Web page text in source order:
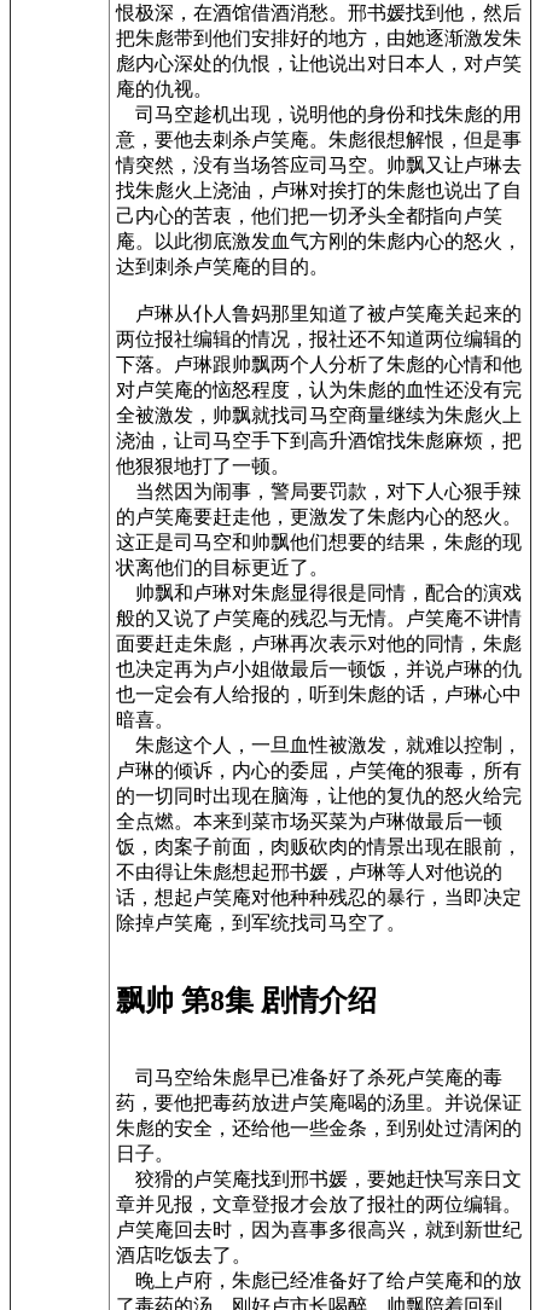
恨极深，在酒馆借酒消愁。邢书媛找到他，然后
把朱彪带到他们安排好的地方，由她逐渐激发朱
彪内心深处的仇恨，让他说出对日本人，对卢笑
庵的仇视。
司马空趁机出现，说明他的身份和找朱彪的用
意，要他去刺杀卢笑庵。朱彪很想解恨，但是事
情突然，没有当场答应司马空。帅飘又让卢琳去
找朱彪火上浇油，卢琳对挨打的朱彪也说出了自
己内心的苦衷，他们把一切矛头全都指向卢笑
庵。以此彻底激发血气方刚的朱彪内心的怒火，
达到刺杀卢笑庵的目的。
卢琳从仆人鲁妈那里知道了被卢笑庵关起来的
两位报社编辑的情况，报社还不知道两位编辑的
下落。卢琳跟帅飘两个人分析了朱彪的心情和他
对卢笑庵的恼怒程度，认为朱彪的血性还没有完
全被激发，帅飘就找司马空商量继续为朱彪火上
浇油，让司马空手下到高升酒馆找朱彪麻烦，把
他狠狠地打了一顿。
当然因为闹事，警局要罚款，对下人心狠手辣
的卢笑庵要赶走他，更激发了朱彪内心的怒火。
这正是司马空和帅飘他们想要的结果，朱彪的现
状离他们的目标更近了。
帅飘和卢琳对朱彪显得很是同情，配合的演戏
般的又说了卢笑庵的残忍与无情。卢笑庵不讲情
面要赶走朱彪，卢琳再次表示对他的同情，朱彪
也决定再为卢小姐做最后一顿饭，并说卢琳的仇
也一定会有人给报的，听到朱彪的话，卢琳心中
暗喜。
朱彪这个人，一旦血性被激发，就难以控制，
卢琳的倾诉，内心的委屈，卢笑俺的狠毒，所有
的一切同时出现在脑海，让他的复仇的怒火给完
全点燃。本来到菜市场买菜为卢琳做最后一顿
饭，肉案子前面，肉贩砍肉的情景出现在眼前，
不由得让朱彪想起邢书媛，卢琳等人对他说的
话，想起卢笑庵对他种种残忍的暴行，当即决定
除掉卢笑庵，到军统找司马空了。
飘帅 第8集 剧情介绍
司马空给朱彪早已准备好了杀死卢笑庵的毒
药，要他把毒药放进卢笑庵喝的汤里。并说保证
朱彪的安全，还给他一些金条，到别处过清闲的
日子。
狡猾的卢笑庵找到邢书媛，要她赶快写亲日文
章并见报，文章登报才会放了报社的两位编辑。
卢笑庵回去时，因为喜事多很高兴，就到新世纪
酒店吃饭去了。
晚上卢府，朱彪已经准备好了给卢笑庵和的放